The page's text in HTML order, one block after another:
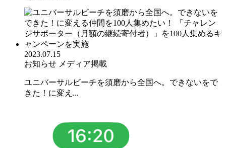
2023.07.15
お知らせ メディア掲載
ユニバーサルビーチを須磨から全国へ。できないをで
きた！に変え...